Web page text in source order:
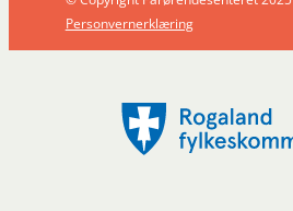
Personvernerklæring